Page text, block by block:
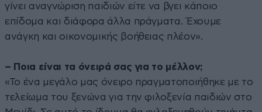
γίνει αναγνώριση παιδιών είτε να βγει κάποιο
επίδομα και διάφορα άλλα πράγματα. Έχουμε
ανάγκη και οικονομικής βοήθειας πλέον».
– Ποια είναι τα όνειρά σας για το μέλλον;
«Το ένα μεγάλο μας όνειρο πραγματοποιήθηκε με το
τελείωμα του ξενώνα για την φιλοξενία παιδιών στο